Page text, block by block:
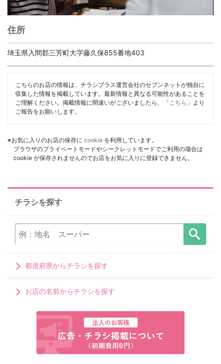
住所
埼玉県入間郡三芳町大字藤久保855番地403
こちらのお店の情報は、チラシプラス運営会社のセブンネットが独自に
収集した情報を掲載しています。最新情報と異なる可能性があることを
ご理解ください。掲載情報に間違いがございましたら、「 こちら 」より
ご報告をお願いします。
※お気に入りのお店の保存に cookie を利用しています。
ブラウザのプライベートモードやシークレットモードでご利用の場合は
cookie が保存されませんのでお店をお気に入りに登録できません。
チラシを探す
都道府県からチラシを探す
お店の名前からチラシを探す